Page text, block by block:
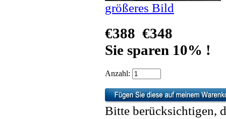
größeres Bild
€388 €348
Sie sparen 10% !
Anzahl:
Bitte berücksichtigen,